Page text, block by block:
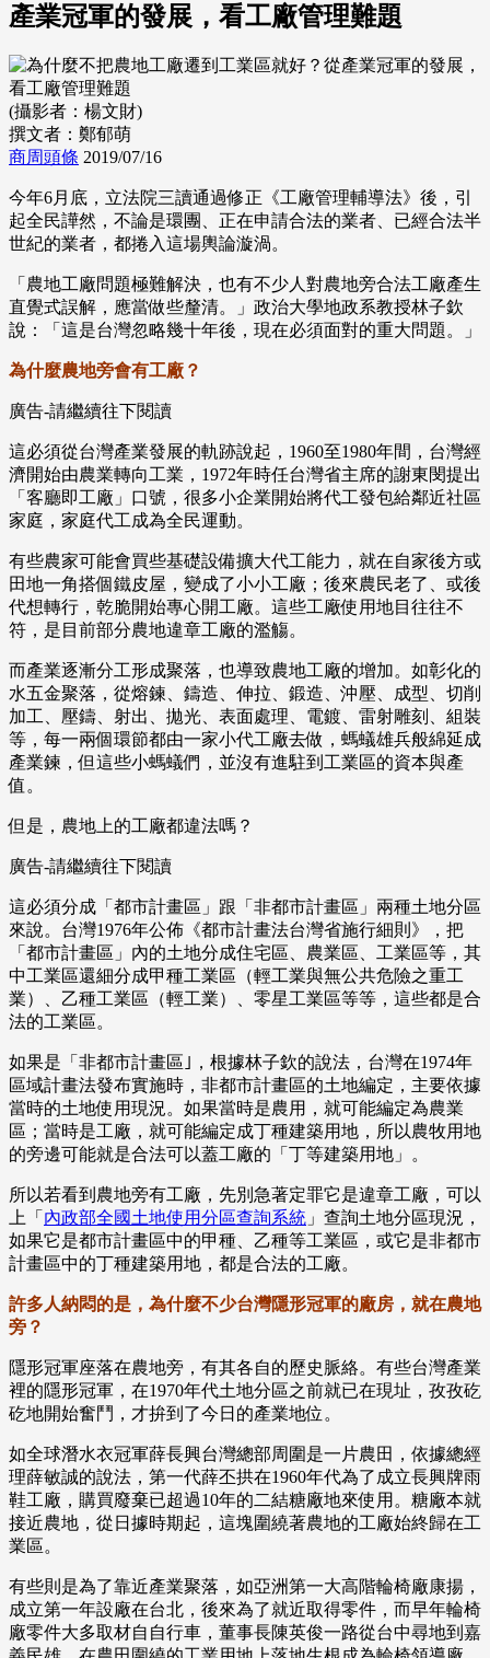
產業冠軍的發展，看工廠管理難題
(攝影者：楊文財)
撰文者：鄭郁萌
商周頭條 2019/07/16
今年6月底，立法院三讀通過修正《工廠管理輔導法》後，引
起全民譁然，不論是環團、正在申請合法的業者、已經合法半
世紀的業者，都捲入這場輿論漩渦。
「農地工廠問題極難解決，也有不少人對農地旁合法工廠產生
直覺式誤解，應當做些釐清。」政治大學地政系教授林子欽
說：「這是台灣忽略幾十年後，現在必須面對的重大問題。」
為什麼農地旁會有工廠？
廣告-請繼續往下閱讀
這必須從台灣產業發展的軌跡說起，1960至1980年間，台灣經
濟開始由農業轉向工業，1972年時任台灣省主席的謝東閔提出
「客廳即工廠」口號，很多小企業開始將代工發包給鄰近社區
家庭，家庭代工成為全民運動。
有些農家可能會買些基礎設備擴大代工能力，就在自家後方或
田地一角搭個鐵皮屋，變成了小小工廠；後來農民老了、或後
代想轉行，乾脆開始專心開工廠。這些工廠使用地目往往不
符，是目前部分農地違章工廠的濫觴。
而產業逐漸分工形成聚落，也導致農地工廠的增加。如彰化的
水五金聚落，從熔鍊、鑄造、伸拉、鍛造、沖壓、成型、切削
加工、壓鑄、射出、拋光、表面處理、電鍍、雷射雕刻、組裝
等，每一兩個環節都由一家小代工廠去做，螞蟻雄兵般綿延成
產業鍊，但這些小螞蟻們，並沒有進駐到工業區的資本與產
值。
但是，農地上的工廠都違法嗎？
廣告-請繼續往下閱讀
這必須分成「都市計畫區」跟「非都市計畫區」兩種土地分區
來說。台灣1976年公佈《都市計畫法台灣省施行細則》，把
「都市計畫區」內的土地分成住宅區、農業區、工業區等，其
中工業區還細分成甲種工業區（輕工業與無公共危險之重工
業）、乙種工業區（輕工業）、零星工業區等等，這些都是合
法的工業區。
如果是「非都市計畫區｣，根據林子欽的說法，台灣在1974年
區域計畫法發布實施時，非都市計畫區的土地編定，主要依據
當時的土地使用現況。如果當時是農用，就可能編定為農業
區；當時是工廠，就可能編定成丁種建築用地，所以農牧用地
的旁邊可能就是合法可以蓋工廠的「丁等建築用地」。
所以若看到農地旁有工廠，先別急著定罪它是違章工廠，可以
上「 內政部全國土地使用分區查詢系統 」查詢土地分區現況，
如果它是都市計畫區中的甲種、乙種等工業區，或它是非都市
計畫區中的丁種建築用地，都是合法的工廠。
許多人納悶的是，為什麼不少台灣隱形冠軍的廠房，就在農地
旁？
隱形冠軍座落在農地旁，有其各自的歷史脈絡。有些台灣產業
裡的隱形冠軍，在1970年代土地分區之前就已在現址，孜孜矻
矻地開始奮鬥，才拚到了今日的產業地位。
如全球潛水衣冠軍薛長興台灣總部周圍是一片農田，依據總經
理薛敏誠的說法，第一代薛丕拱在1960年代為了成立長興牌雨
鞋工廠，購買廢棄已超過10年的二結糖廠地來使用。糖廠本就
接近農地，從日據時期起，這塊圍繞著農地的工廠始終歸在工
業區。
有些則是為了靠近產業聚落，如亞洲第一大高階輪椅廠康揚，
成立第一年設廠在台北，後來為了就近取得零件，而早年輪椅
廠零件大多取材自自行車，董事長陳英俊一路從台中尋地到嘉